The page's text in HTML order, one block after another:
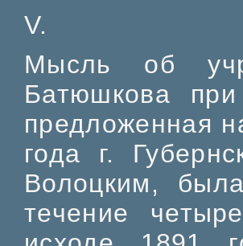
V.
Мысль об
Батюшкова при
предложенная
года г.
Волоцким,
течение